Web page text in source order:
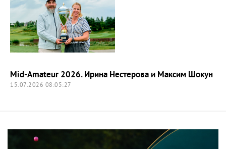
Mid-Amateur 2026. Ирина Нестерова и Максим Шокун
15.07.2026 08:05:27